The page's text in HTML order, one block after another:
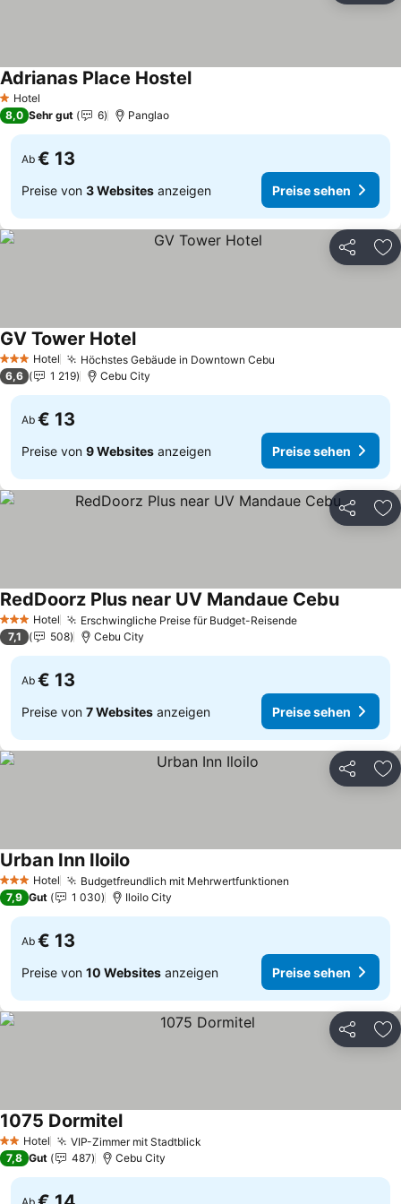
1 Sterne
Hotel
Adrianas Place HostelPreise sehen
8,0 Sehr gut 6 Panglao
Ab € 13
Preise von 3 Websites anzeigen Preise sehen
Teilen
3 SterneHotel Höchstes Gebäude in Downtown Cebu
GV Tower HotelPreise sehen
6,6 1 219 Cebu City
Ab € 13
Preise von 9 Websites anzeigen Preise sehen
Teilen
3 SterneHotel Erschwingliche Preise für Budget-ReisendePreise sehen
RedDoorz Plus near UV Mandaue CebuPreise
7,1 508 Cebu City
Ab € 13
Preise von 7 Websites anzeigen Preise sehen
Teilen
3 SterneHotel Budgetfreundlich mit Mehrwertfunktionen
Urban Inn Iloilo
7,9 Gut 1 030 Iloilo City
Ab € 13
Preise von 10 Websites anzeigen Preise sehen
Teilen
2 Sterne
Hotel VIP-Zimmer mit Stadtblick
1075 DormitelPreise sehen
7,8 Gut 487 Cebu City
Ab